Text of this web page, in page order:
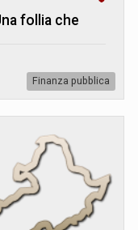
follia che
Finanza pubblica